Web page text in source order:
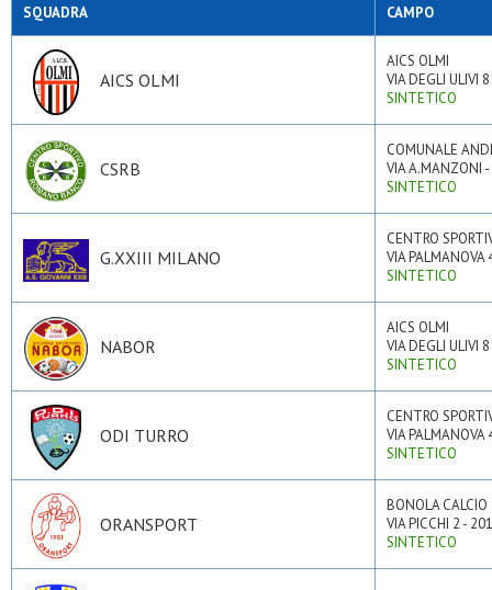
SQUADRA CAMPO
AICS OLMI
AICS OLMI
VIA DEGLI ULIVI
SINTETICO
CSRB
COMUNALE
VIA A.MANZONI
SINTETICO
G.XXIII MILANO
CENTRO
VIA
SINTETICO
NABOR
AICS OLMI
VIA DEGLI ULIVI
SINTETICO
ODI TURRO
CENTRO
VIA
SINTETICO
ORANSPORT
BONOLA CALCIO
VIA PICCHI 2 -
SINTETICO